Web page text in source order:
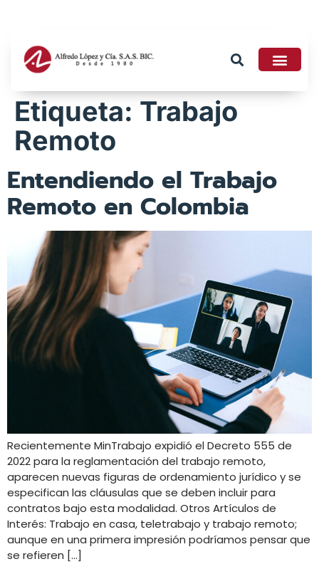
Etiqueta: Trabajo
Remoto
Entendiendo el Trabajo
Remoto en Colombia
Recientemente MinTrabajo expidió el Decreto 555 de
2022 para la reglamentación del trabajo remoto,
aparecen nuevas figuras de ordenamiento jurídico y se
especifican las cláusulas que se deben incluir para
contratos bajo esta modalidad. Otros Artículos de
Interés: Trabajo en casa, teletrabajo y trabajo remoto;
aunque en una primera impresión podríamos pensar que
se refieren […]